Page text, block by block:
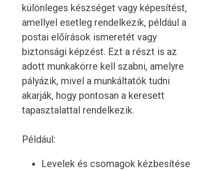
különleges készséget vagy képesítést,
amellyel esetleg rendelkezik, például a
postai előírások ismeretét vagy
biztonsági képzést. Ezt a részt is az
adott munkakörre kell szabni, amelyre
pályázik, mivel a munkáltatók tudni
akarják, hogy pontosan a keresett
tapasztalattal rendelkezik.
Például:
Levelek és csomagok kézbesítése